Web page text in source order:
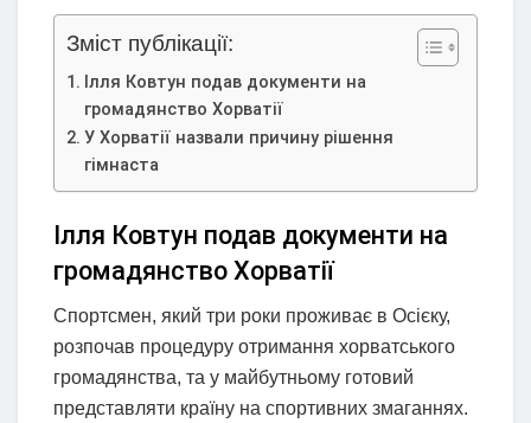
Зміст публікації:
Ілля Ковтун подав документи на
громадянство Хорватії
У Хорватії назвали причину рішення
гімнаста
Ілля Ковтун подав документи на
громадянство Хорватії
Спортсмен, який три роки проживає в Осієку,
розпочав процедуру отримання хорватського
громадянства, та у майбутньому готовий
представляти країну на спортивних змаганнях.